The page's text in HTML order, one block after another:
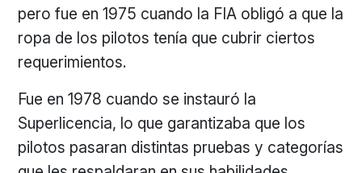
pero fue en 1975 cuando la FIA obligó a que la
ropa de los pilotos tenía que cubrir ciertos
requerimientos.
Fue en 1978 cuando se instauró la
Superlicencia, lo que garantizaba que los
pilotos pasaran distintas pruebas y categorías